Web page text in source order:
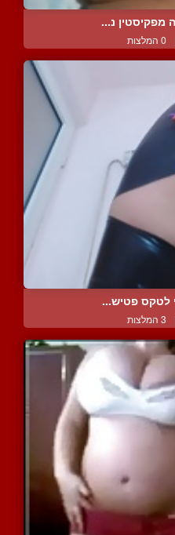
נ...
0 המלצות
לטקס פטיש...
3 המלצות